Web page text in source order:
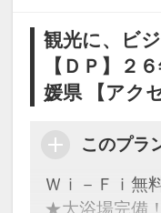
観光に、ビ
【ＤＰ】２
媛県 【アク
このプラ
Ｗｉ－Ｆｉ無
★大浴場完備